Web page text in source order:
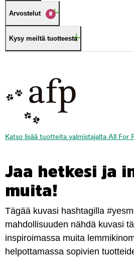
Arvostelut 8
Kysy meiltä tuotteesta
Katso lisää tuotteita valmistajalta All For
Jaa hetkesi ja
muita!
Tägää kuvasi hashtagilla
mahdollisuuden nähdä kuvasi
inspiroimassa muita
helpottamassa sopivien